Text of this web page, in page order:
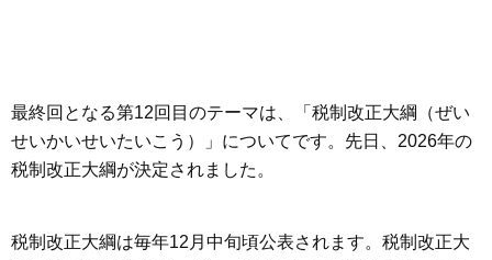
最終回となる第12回目のテーマは、「税制改正大綱（ぜい
せいかいせいたいこう）」についてです。先日、2026年の
税制改正大綱が決定されました。
税制改正大綱は毎年12月中旬頃公表されます。税制改正大